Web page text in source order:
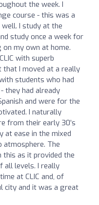
the week. I
course - this was a
I study at the
study once a week for
my own at home.
with superb
that I moved at a really
students who had
they had already
and were for the
I naturally
from their early 30’s
at ease in the mixed
atmosphere. The
as it provided the
all levels. I really
at CLIC and, of
city and it was a great